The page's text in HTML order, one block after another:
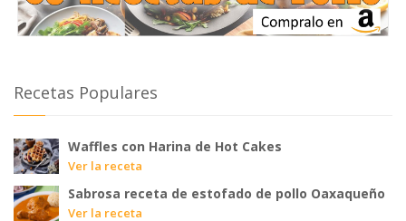
Recetas Populares
Waffles con Harina de Hot Cakes
Ver la receta
Sabrosa receta de estofado de pollo Oaxaqueño
Ver la receta